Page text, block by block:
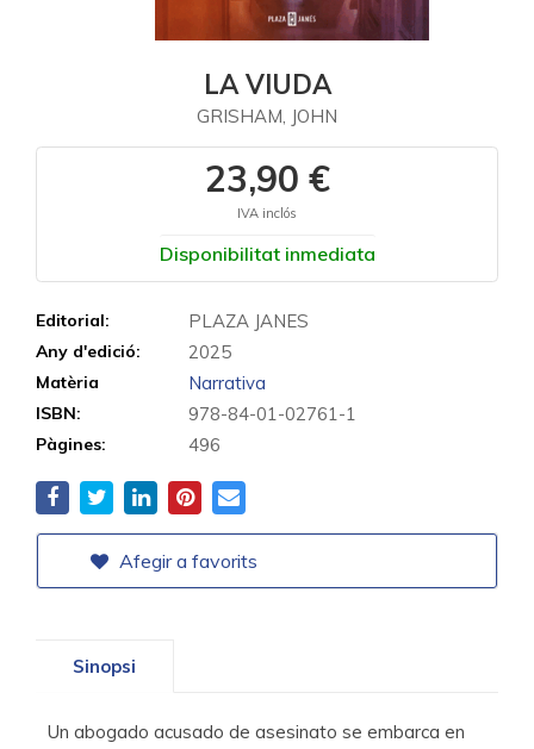
LA VIUDA
GRISHAM, JOHN
23,90 €
IVA inclós
Disponibilitat inmediata
Editorial: PLAZA JANES
Any d'edició: 2025
Matèria Narrativa
ISBN: 978-84-01-02761-1
Pàgines: 496
Afegir a favorits
Sinopsi
Un abogado acusado de asesinato se embarca en